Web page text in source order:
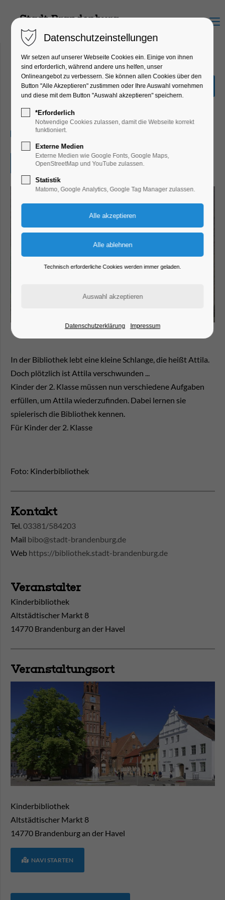
Menu
Die Schlange Attila
Bildung, Vortrag, Kinder, Jugend,
Mitmach-Aktion
22.09.2026, 09:00–10:00
Eintritt frei
In der Bibliothek lebt eine kleine Schlange, die heißt Attila.
Doch plötzlich ist Attila verschwunden ...
Kinder der 2. Klasse müssen nun verschiedene Aufgaben
erfüllen, um Attila wiederzufinden. Dabei lernen sie
spielerisch die Bibliothek kennen.
Für Kinder der 2. Klasse
Foto: Kinderbibliothek
Kontakt
Tel.03381/584203
Mail bibo@stadt-brandenburg.de
Web https://bibliothek.stadt-brandenburg.de
Veranstalter
Kinderbibliothek
Altstädtischer Markt 8
14770 Brandenburg an der Havel
Veranstaltungsort
Kinderbibliothek
Altstädtischer Markt 8
14770 Brandenburg an der Havel
NAVI STARTEN
Datenschutzeinstellungen
Wir setzen auf unserer Webseite Cookies ein. Einige von ihnen
sind erforderlich, während andere uns helfen, unser
Onlineangebot zu verbessern. Sie können allen Cookies über den
Button "Alle Akzeptieren" zustimmen oder Ihre Auswahl vornehmen
und diese mit dem Button "Auswahl akzeptieren" speichern.
*Erforderlich
Notwendige Cookies zulassen, damit die Webseite korrekt
funktioniert.
Externe Medien
Externe Medien wie Google Fonts, Google Maps,
OpenStreetMap und YouTube zulassen.
Statistik
Matomo, Google Analytics, Google Tag Manager zulassen.
Technisch erforderliche Cookies werden immer geladen.
Datenschutzerklärung Impressum